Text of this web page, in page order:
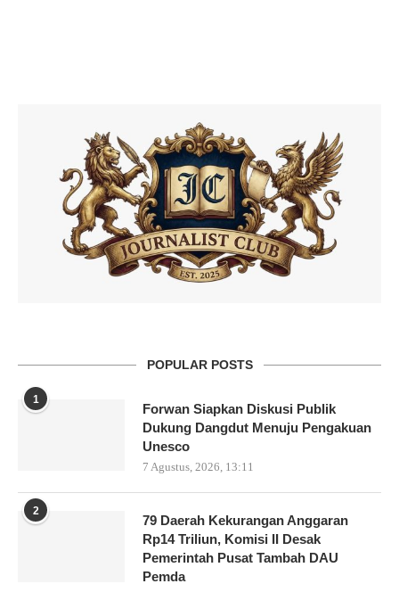
POPULAR POSTS
1
Forwan Siapkan Diskusi Publik
Dukung Dangdut Menuju Pengakuan
Unesco
7 Agustus, 2026, 13:11
2
79 Daerah Kekurangan Anggaran
Rp14 Triliun, Komisi II Desak
Pemerintah Pusat Tambah DAU
Pemda